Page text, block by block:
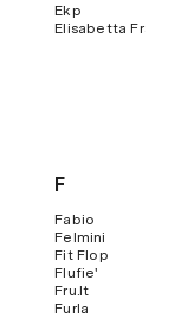
Ekp
Elisabetta Franchi
F
Fabio
Felmini
Fit Flop
Flufie'
Fru.it
Furla